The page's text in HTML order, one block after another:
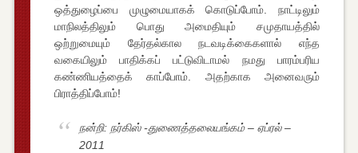
ஒத்துழைப்பை முழுமையாகக் கொடுப்போம். நாட்டிலும்
மாநிலத்திலும் பொது அமைதியும் சமுதாயத்தில்
ஒற்றுமையும் தேர்தல்கால நடவடிக்கைகளால் எந்த
வகையிலும் பாதிக்கப் பட்டுவிடாமல் நமது பாரம்பரிய
கண்ணியத்தைக் காப்போம். அதற்காக அனைவரும்
பிராத்திப்போம்!
நன்றி: நர்கிஸ் -துணைத்தலையங்கம் – ஏப்ரல் –
2011